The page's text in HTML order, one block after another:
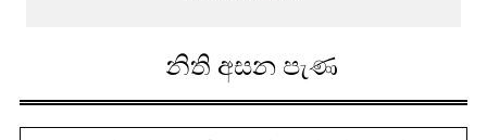
නිති අසන පැණ